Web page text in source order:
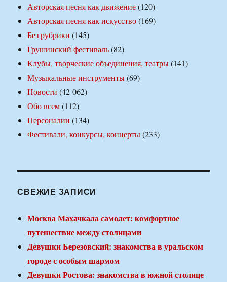
Авторская песня как движение(120)
Авторская песня как искусство(169)
Без рубрики (145)
Грушинский фестиваль(82)
Клубы, творческие объединения, театры(141)
Музыкальные инструменты(69)
Новости (42 062)
Обо всем(112)
Персоналии (134)
Фестивали, конкурсы, концерты(233)
СВЕЖИЕ ЗАПИСИ
Москва Махачкала самолет: комфортное
путешествие между столицами
Девушки Березовский: знакомства в уральском
городе с особым шармом
Девушки Ростова: знакомства в южной столице